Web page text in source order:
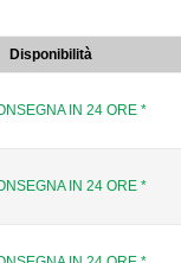
Disponibilità
IN 24 ORE *
IN 24 ORE *